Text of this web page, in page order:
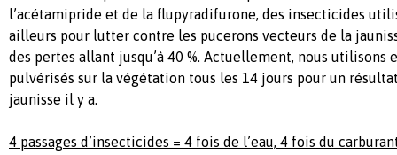
l’acétamipride et de la flupyradifurone, des insecticides
ailleurs pour lutter contre les pucerons vecteurs de la
des pertes allant jusqu’à 40 %. Actuellement, nous utilisons
pulvérisés sur la végétation tous les 14 jours pour un
jaunisse il y a.
4 passages d’insecticides = 4 fois de l’eau, 4 fois du